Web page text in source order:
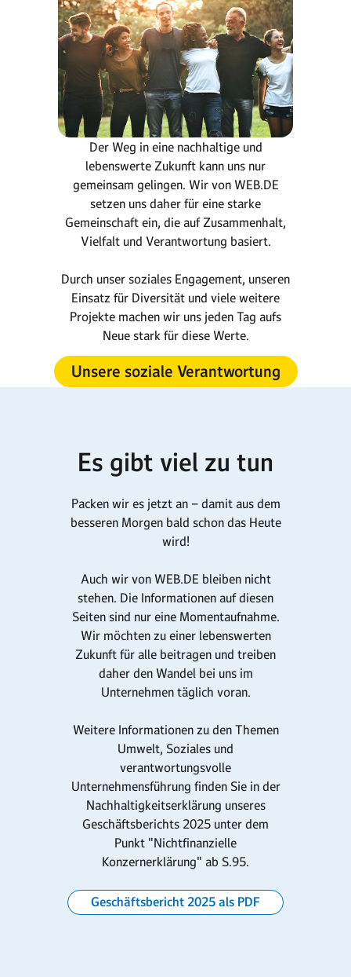
Der Weg in eine nachhaltige und
lebenswerte Zukunft kann uns nur
gemeinsam gelingen. Wir von WEB.DE
setzen uns daher für eine starke
Gemeinschaft ein, die auf Zusammenhalt,
Vielfalt und Verantwortung basiert.
Durch unser soziales Engagement, unseren
Einsatz für Diversität und viele weitere
Projekte machen wir uns jeden Tag aufs
Neue stark für diese Werte.
Unsere soziale Verantwortung
Es gibt viel zu tun
Packen wir es jetzt an – damit aus dem
besseren Morgen bald schon das Heute
wird!
Auch wir von WEB.DE bleiben nicht
stehen. Die Informationen auf diesen
Seiten sind nur eine Momentaufnahme.
Wir möchten zu einer lebenswerten
Zukunft für alle beitragen und treiben
daher den Wandel bei uns im
Unternehmen täglich voran.
Weitere Informationen zu den Themen
Umwelt, Soziales und
verantwortungsvolle
Unternehmensführung finden Sie in der
Nachhaltigkeitserklärung unseres
Geschäftsberichts 2025 unter dem
Punkt "Nichtfinanzielle
Konzernerklärung" ab S.95.
Geschäftsbericht 2025 als PDF